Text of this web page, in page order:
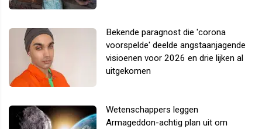
Bekende paragnost die 'corona
voorspelde' deelde angstaanjagende
visioenen voor 2026 en drie lijken al
uitgekomen
Wetenschappers leggen
Armageddon-achtig plan uit om